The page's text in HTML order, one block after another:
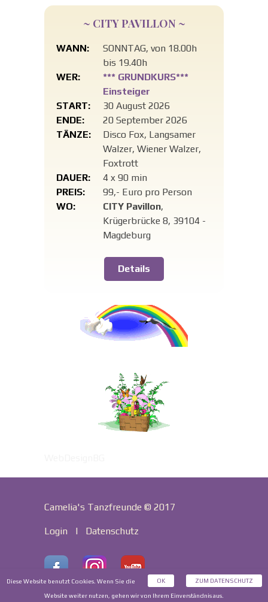
~ CITY PAVILLON ~
WANN:
SONNTAG, von 18.00h
bis 19.40h
WER:
*** GRUNDKURS***
Einsteiger
START:
30 August 2026
ENDE:
20 September 2026
TÄNZE:
Disco Fox, Langsamer
Walzer, Wiener Walzer,
Foxtrott
DAUER:
4 x 90 min
PREIS:
99,- Euro pro Person
WO:
CITY Pavillon,
Krügerbrücke 8, 39104 -
Magdeburg
Details
Camelia's Tanzfreunde © 2017
Login | Datenschutz
ZUM DATENSCHUTZ
OK
Diese Website benutzt Cookies. Wenn Sie die
Website weiter nutzen, gehen wir von Ihrem Einverständnis aus.